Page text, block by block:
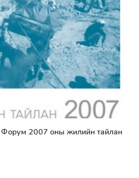
Форум 2007 оны жилийн тайлан